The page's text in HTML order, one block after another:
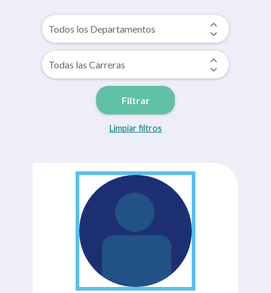
Filtrar
Limpiar filtros